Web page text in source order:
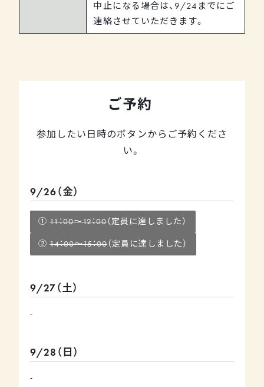
中止になる場合は、9/24までにご
連絡させていただきます。
ご予約
参加したい日時のボタンからご予約くださ
い。
9/26（金）
11：00～12：00
14：00～15：00
9/27（土）
-
9/28（日）
-